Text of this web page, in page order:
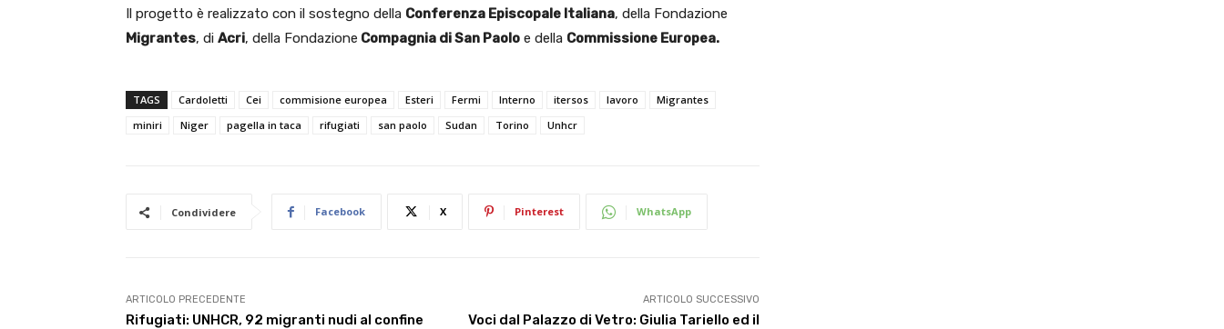
Il progetto è realizzato con il sostegno della Conferenza Episcopale Italiana, della Fondazione
Migrantes, di Acri, della Fondazione Compagnia di San Paolo e della Commissione Europea.
TAGS Cardoletti Cei commisione europea Esteri Fermi Interno itersos lavoro
Migrantes
miniri
Niger pagella in taca rifugiati san paolo Sudan Torino Unhcr
Condividere Facebook X Pinterest WhatsApp
ARTICOLO PRECEDENTE
Rifugiati: UNHCR, 92 migranti nudi al confine
ARTICOLO SUCCESSIVO
Voci dal Palazzo di Vetro: Giulia Tariello ed il